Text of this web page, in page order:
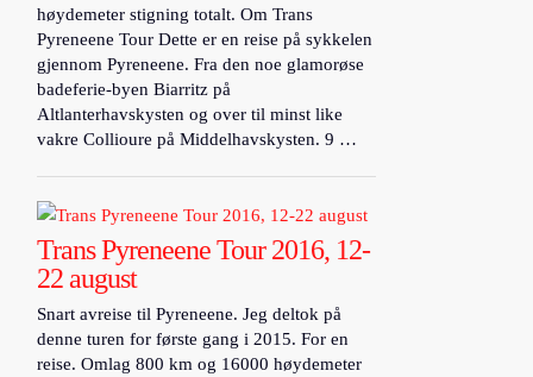
høydemeter stigning totalt. Om Trans
Pyreneene Tour Dette er en reise på sykkelen
gjennom Pyreneene. Fra den noe glamorøse
badeferie-byen Biarritz på
Altlanterhavskysten og over til minst like
vakre Collioure på Middelhavskysten. 9 …
Trans Pyreneene Tour 2016, 12-
22 august
Snart avreise til Pyreneene. Jeg deltok på
denne turen for første gang i 2015. For en
reise. Omlag 800 km og 16000 høydemeter